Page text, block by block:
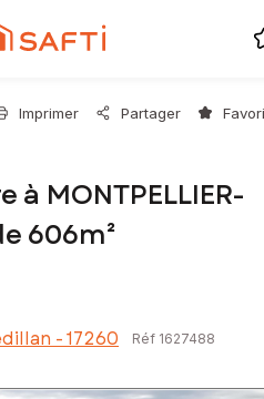
Imprimer Partager
à MONTPELLIER-
606m²
- 17260 Réf 1627488